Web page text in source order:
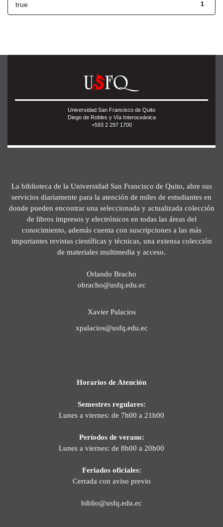
1
true
Universidad San Francisco de Quito
Diego de Robles y Vía Interoceánica
+593 2 297 1700
La biblioteca de la Universidad San Francisco de Quito, abre sus
servicios diariamente para la atención de miles de estudiantes en
donde pueden encontrar una seleccionada y actualizada colección
de libros impresos y electrónicos en todas las áreas del
conocimiento, además cuenta con suscripciones a las más
importantes revistas científicas y técnicas, una extensa colección
de materiales multimedia y acceso.
Orlando Bracho
obracho@usfq.edu.ec
Xavier Palacios
xpalacios@usfq.edu.ec
Horarios de Atención
Semestres regulares:
Lunes a viernes: de 7h00 a 21h00
Períodos de verano:
Lunes a viernes: de 8h00 a 20h00
Feriados oficiales:
Cerrada con aviso previo
biblio@usfq.edu.ec